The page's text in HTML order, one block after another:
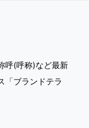
呼(呼称)など最新
「ブランドテラ